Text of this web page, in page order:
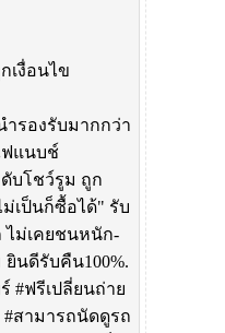
เงื่อนไข
รองรับมากกว่า
ฟแนบช์
บโชว์รูม ถูก
ม่เป็นก็ซื้อได้" รับ
ไม่เคยชนหนัก-
นดีรับคืน100%.
#ฟรีเปลี่ยนถ่าย
#สามารถนัดดูรถ